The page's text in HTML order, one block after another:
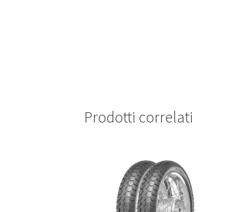
Prodotti correlati